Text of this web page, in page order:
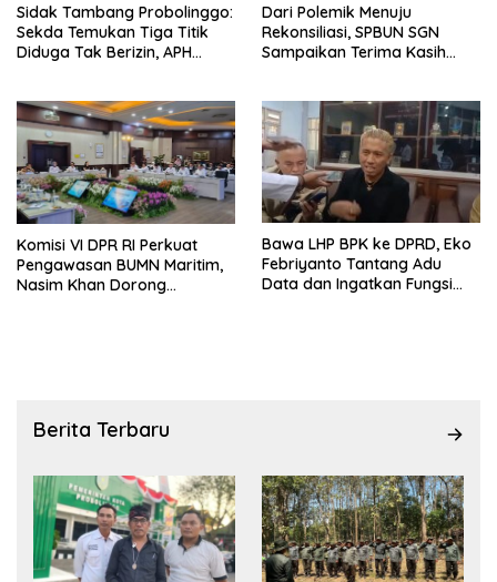
Sidak Tambang Probolinggo:
Sekda Temukan Tiga Titik
Diduga Tak Berizin, APH
Dari Polemik Menuju
Rekonsiliasi, SPBUN SGN
Sampaikan Terima Kasih
Perselisihan
Komisi VI DPR RI Perkuat
Pengawasan BUMN Maritim,
Nasim Khan Dorong
Bawa LHP BPK ke DPRD, Eko
Febriyanto Tantang Adu
Data dan Ingatkan Fungsi
Berita Terbaru